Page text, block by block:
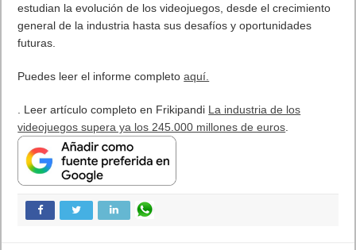
estudian la evolución de los videojuegos, desde el crecimiento
general de la industria hasta sus desafíos y oportunidades
futuras.
Puedes leer el informe completoaquí.
. Leer artículo completo en Frikipandi La industria de los
videojuegos supera ya los 245.000 millones de euros